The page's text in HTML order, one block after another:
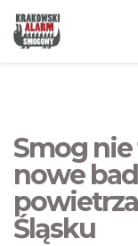
Smog
nowe
Śląsku